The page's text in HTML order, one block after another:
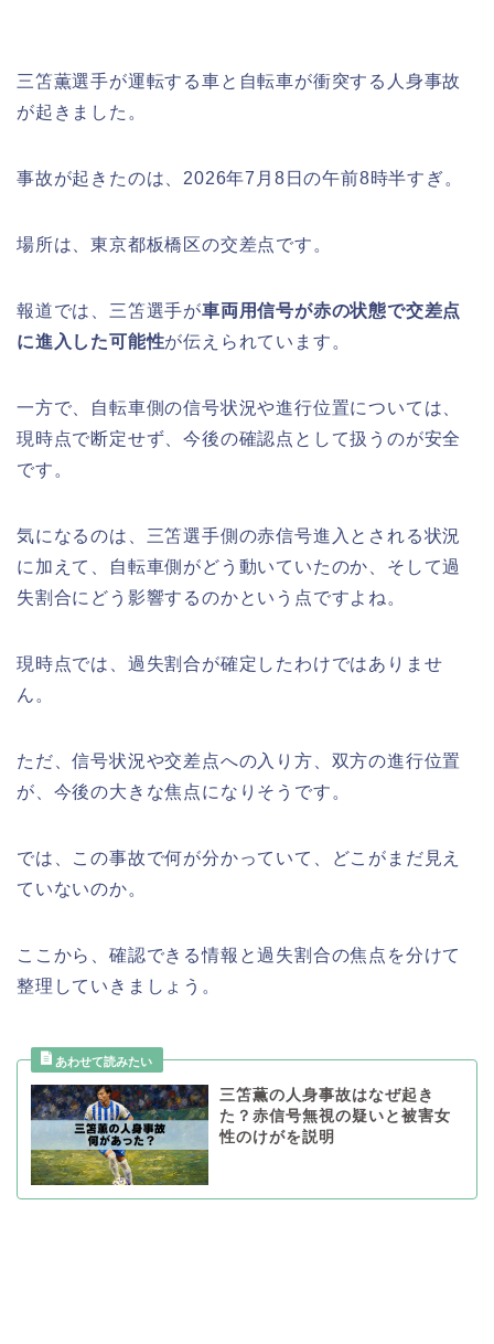
三笘薫選手が運転する車と自転車が衝突する人身事故
が起きました。
事故が起きたのは、2026年7月8日の午前8時半すぎ。
場所は、東京都板橋区の交差点です。
報道では、三笘選手が車両用信号が赤の状態で交差点
に進入した可能性が伝えられています。
一方で、自転車側の信号状況や進行位置については、
現時点で断定せず、今後の確認点として扱うのが安全
です。
気になるのは、三笘選手側の赤信号進入とされる状況
に加えて、自転車側がどう動いていたのか、そして過
失割合にどう影響するのかという点ですよね。
現時点では、過失割合が確定したわけではありませ
ん。
ただ、信号状況や交差点への入り方、双方の進行位置
が、今後の大きな焦点になりそうです。
では、この事故で何が分かっていて、どこがまだ見え
ていないのか。
ここから、確認できる情報と過失割合の焦点を分けて
整理していきましょう。
三笘薫の人身事故はなぜ起き
た？赤信号無視の疑いと被害女
性のけがを説明